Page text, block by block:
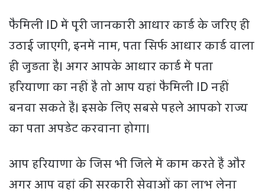
फैमिली ID में पूरी जानकारी आधार कार्ड के जरिए ही
उठाई जाएगी, इनमें नाम, पता सिर्फ आधार कार्ड वाला
ही जुड़ता है। अगर आपके आधार कार्ड में पता
हरियाणा का नहीं है तो आप यहां फैमिली ID नहीं
बनवा सकते हैं। इसके लिए सबसे पहले आपको राज्य
का पता अपडेट करवाना होगा।
आप हरियाणा के जिस भी जिले में काम करते हैं और
अगर आप वहां की सरकारी सेवाओं का लाभ लेना